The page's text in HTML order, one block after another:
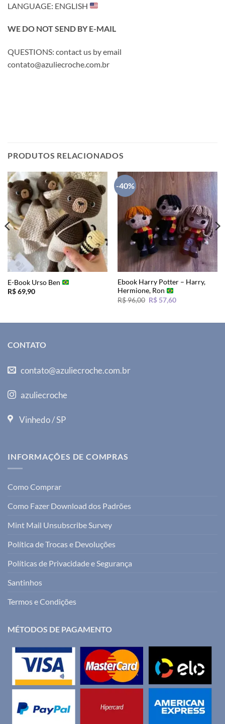
LANGUAGE: ENGLISH
WE DO NOT SEND BY E-MAIL
QUESTIONS: contact us by email
contato@azuliecroche.com.br
PRODUTOS RELACIONADOS
E-Book Urso Ben
R$69,90
-40%
Ebook Harry Potter – Harry,
Hermione, Ron
R$96,00 O
R$57,60O
CONTATO
contato@azuliecroche.com.br
azuliecroche
Vinhedo / SP
INFORMAÇÕES DE COMPRAS
Como Comprar
Como Fazer Download dos Padrões
Mint Mail Unsubscribe Survey
Política de Trocas e Devoluções
Políticas de Privacidade e Segurança
Santinhos
Termos e Condições
MÉTODOS DE PAGAMENTO